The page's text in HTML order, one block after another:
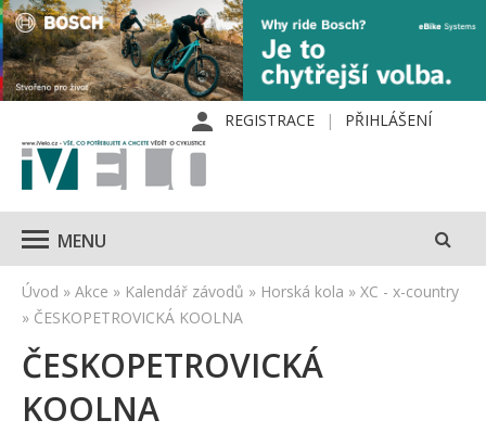
REGISTRACE PŘIHLÁŠENÍ
MENU
Úvod » Akce » Kalendář závodů » Horská kola » XC - x-country
» ČESKOPETROVICKÁ KOOLNA
ČESKOPETROVICKÁ
KOOLNA